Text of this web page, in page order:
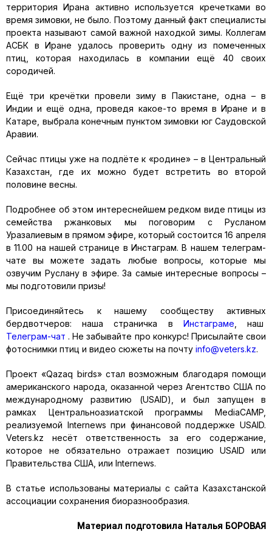
территория Ирана активно используется кречетками во
время зимовки, не было. Поэтому данный факт специалисты
проекта называют самой важной находкой зимы. Коллегам
АСБК в Иране удалось проверить одну из помеченных
птиц, которая находилась в компании ещё 40 своих
сородичей.
Ещё три кречётки провели зиму в Пакистане, одна – в
Индии и ещё одна, проведя какое-то время в Иране и в
Катаре, выбрала конечным пунктом зимовки юг Саудовской
Аравии.
Сейчас птицы уже на подлёте к «родине» – в Центральный
Казахстан, где их можно будет встретить во второй
половине весны.
Подробнее об этом интереснейшем редком виде птицы из
семейства ржанковых мы поговорим с Русланом
Уразалиевым в прямом эфире, который состоится 16 апреля
в 11.00 на нашей странице в Инстаграм. В нашем телеграм-
чате вы можете задать любые вопросы, которые мы
озвучим Руслану в эфире. За самые интересные вопросы –
мы подготовили призы!
Присоединяйтесь к нашему сообществу активных
бердвотчеров: наша страничка в Инстаграме , наш
Телеграм-чат . Не забывайте про конкурс! Присылайте свои
фотоснимки птиц и видео сюжеты на почту info@veters.kz.
Проект «Qazaq birds» стал возможным благодаря помощи
американского народа, оказанной через Агентство США по
международному развитию (USAID), и был запущен в
рамках Центральноазиатской программы MediaCAMP,
реализуемой Internews при финансовой поддержке USAID.
Veters.kz несёт ответственность за его содержание,
которое не обязательно отражает позицию USAID или
Правительства США, или Internews.
В статье использованы материалы c сайта Казахстанской
ассоциации сохранения биоразнообразия.
Материал подготовила Наталья БОРОВАЯ